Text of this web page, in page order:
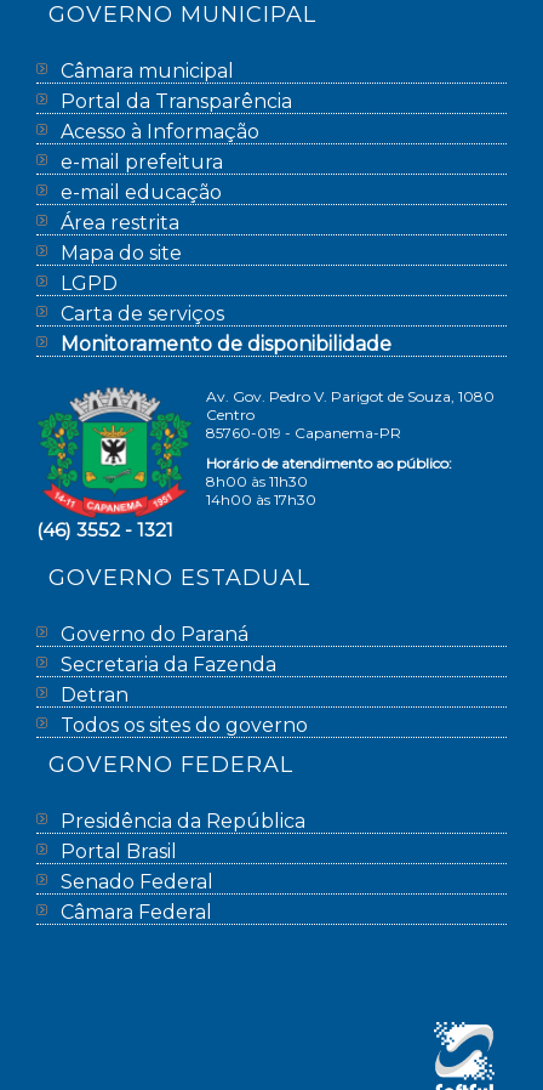
GOVERNO MUNICIPAL
Câmara municipal
Portal da Transparência
Acesso à Informação
e-mail prefeitura
e-mail educação
Área restrita
Mapa do site
LGPD
Carta de serviços
Monitoramento de disponibilidade
Av. Gov. Pedro V. Parigot de Souza, 1080
Centro
85760-019 - Capanema-PR
Horário de atendimento ao público:
8h00 às 11h30
14h00 às 17h30
(46) 3552 - 1321
GOVERNO ESTADUAL
Governo do Paraná
Secretaria da Fazenda
Detran
Todos os sites do governo
GOVERNO FEDERAL
Presidência da República
Portal Brasil
Senado Federal
Câmara Federal